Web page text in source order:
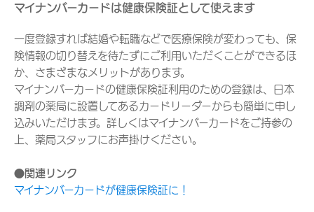
マイナンバーカードは健康保険証として使えます
一度登録すれば結婚や転職などで医療保険が変わっても、保
険情報の切り替えを待たずにご利用いただくことができるほ
か、さまざまなメリットがあります。
マイナンバーカードの健康保険証利用のための登録は、日本
調剤の薬局に設置してあるカードリーダーからも簡単に申し
込みいただけます。詳しくはマイナンバーカードをご持参の
上、薬局スタッフにお声掛けください。
●関連リンク
マイナンバーカードが健康保険証に！